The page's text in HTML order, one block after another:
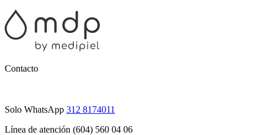
Contacto
Solo WhatsApp 312 8174011
Línea de atención (604) 560 04 06